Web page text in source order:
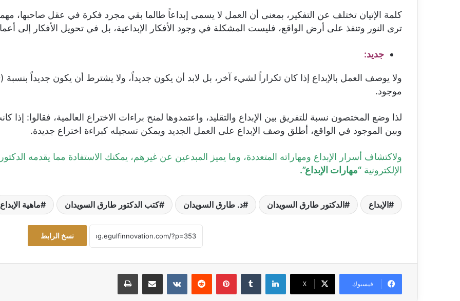
كلمة الإتيان تختلف عن التفكير، بمعنى أن العمل لا يسمى إبداعاً طالما بقي مجرد فكرة في عقل صاحبها، مهما
ترى النور وتنفذ على أرض الواقع، فليست المشكلة في وجود الأفكار الإبداعية، بل في تحويل الأفكار إلى
جديد:
موجود.
وبين الموجود في الواقع، أطلق وصف الإبداع على العمل الجديد ويمكن تسجيله كبراءة اختراع جديدة.
ولاكتشاف أسرار الإبداع ومهاراته المتعددة، وما يميز المبدعين عن غيرهم، يمكنك الاستفادة مما يقدمه
الإلكترونية“مهارات الإبداع”.
الإبداع الدكتور طارق السويدان د. طارق السويدان كتب الدكتور طارق السويدان ماهية الإبداع
نسخ الرابط
فيسبوك X
لينكدإن بينتيريست ‏VKontakte